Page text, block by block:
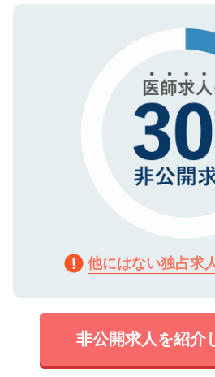
で、機密保持に関して
ので、まずはご登録く
他にはない独占求
非公開求人を紹介